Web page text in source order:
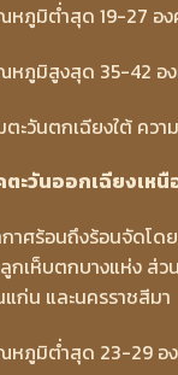
หภูมิต่ำสุด 19-27 อง
หภูมิสูงสุด 35-42 อง
ตะวันตกเฉียงใต้ ควา
ตะวันออกเฉียงเหนื
กาศร้อนถึงร้อนจัดโ
กเห็บตกบางแห่ง ส่
ก่น และนครราชสีมา
หภูมิต่ำสุด 23-29 อง